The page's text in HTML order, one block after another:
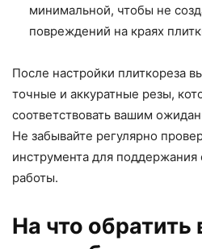
минимальной, чтобы не
повреждений на краях
После настройки плиткореза
точные и аккуратные резы,
соответствовать вашим
Не забывайте регулярно
инструмента для поддержания
работы.
На что обратить